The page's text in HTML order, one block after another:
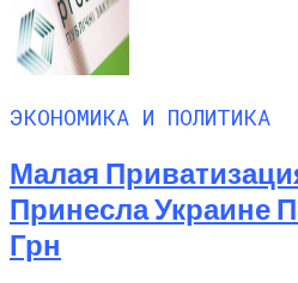
ЭКОНОМИКА И ПОЛИТИКА
Малая
Принесла Украине
Грн